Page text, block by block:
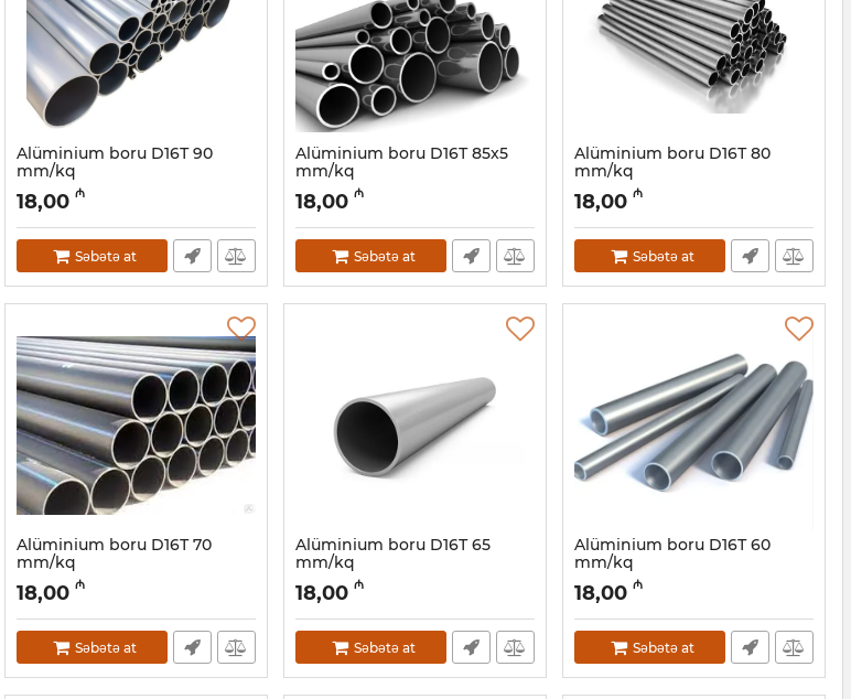
Alüminium boru D16Т 90
mm/kq
Artikul: 030001063
18,00 ₼
Səbətə at
Alüminium boru D16Т 85x5
mm/kq
Artikul: 030001062
18,00 ₼
Səbətə at
Alüminium boru D16Т 80
mm/kq
Artikul: 030001061
18,00 ₼
Səbətə at
Alüminium boru D16Т 70
mm/kq
Artikul: 030001059
18,00 ₼
Səbətə at
Alüminium boru D16Т 65
mm/kq
Artikul: 030001058
18,00 ₼
Səbətə at
Alüminium boru D16Т 60
mm/kq
Artikul: 030001057
18,00 ₼
Səbətə at